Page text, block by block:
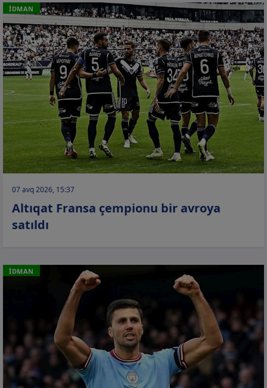
İDMAN
07 avq 2026, 15:37
Altıqat Fransa çempionu bir avroya
satıldı
İDMAN